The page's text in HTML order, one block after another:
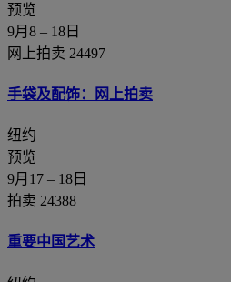
预览
9月8 – 18日
网上拍卖 24497
手袋及配饰：网上拍卖
纽约
预览
9月17 – 18日
拍卖 24388
重要中国艺术